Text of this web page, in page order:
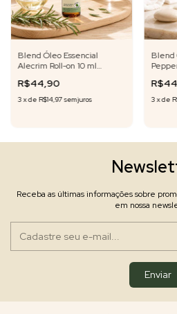
Blend Óleo Essencial
Alecrim Roll-on 10 ml
R$44,90
3 xde R$14,97 sem juros
Blend
3xde
Receba as últimas informações sobre
em nossa